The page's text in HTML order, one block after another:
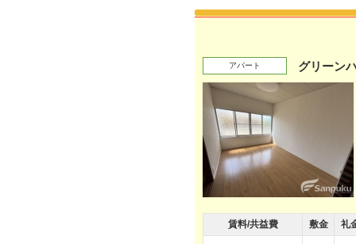
アパート グリーン
賃料/共益費 敷金 礼